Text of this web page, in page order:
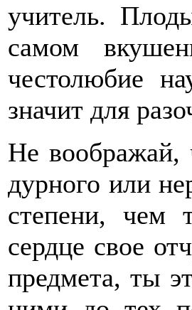
учитель.
самом
честолюбие
значит для
Не воображай,
дурного или
степени, чем
сердце свое
предмета, ты